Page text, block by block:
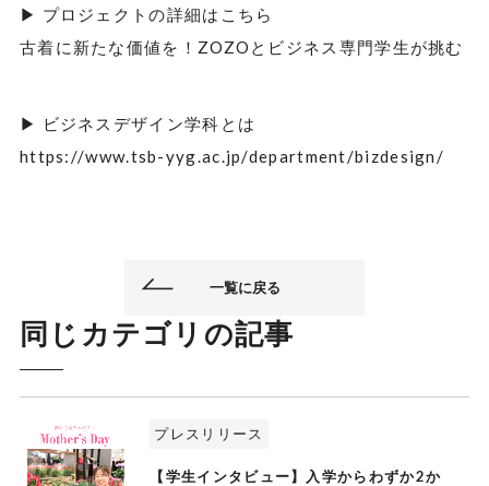
▶ プロジェクトの詳細はこちら
古着に新たな価値を！ZOZOとビジネス専門学生が挑む
▶ ビジネスデザイン学科とは
https://www.tsb-yyg.ac.jp/department/bizdesign/
一覧に戻る
同じカテゴリの記事
プレスリリース
【学生インタビュー】入学からわずか2か